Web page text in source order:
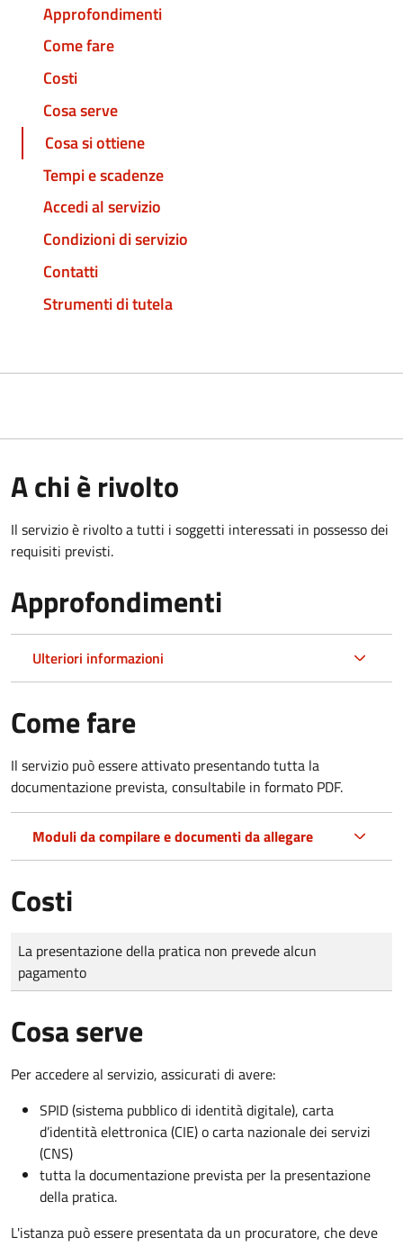
Approfondimenti
Come fare
Costi
Cosa serve
Cosa si ottiene
Tempi e scadenze
Accedi al servizio
Condizioni di servizio
Contatti
Strumenti di tutela
A chi è rivolto
Il servizio è rivolto a tutti i soggetti interessati in possesso dei
requisiti previsti.
Approfondimenti
Ulteriori informazioni
Come fare
Il servizio può essere attivato presentando tutta la
documentazione prevista, consultabile in formato PDF.
Moduli da compilare e documenti da allegare
Costi
Tipo di pagamento
Importo
La presentazione della pratica non prevede alcun
pagamento
Cosa serve
Per accedere al servizio, assicurati di avere:
SPID (sistema pubblico di identità digitale), carta
d’identità elettronica (CIE) o carta nazionale dei servizi
(CNS)
tutta la documentazione prevista per la presentazione
della pratica.
L'istanza può essere presentata da un procuratore, che deve